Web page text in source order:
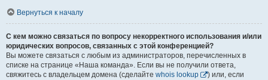
Вернуться к началу
С кем можно связаться по вопросу некорректного использования и/или
юридических вопросов, связанных с этой конференцией?
Вы можете связаться с любым из администраторов, перечисленных в
списке на странице «Наша команда». Если вы не получили ответа,
свяжитесь с владельцем домена (сделайте whois lookup
) или, если